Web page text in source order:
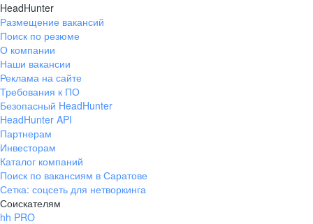
HeadHunter
Размещение вакансий
Поиск по резюме
О компании
Наши вакансии
Реклама на сайте
Требования к ПО
Безопасный HeadHunter
HeadHunter API
Партнерам
Инвесторам
Каталог компаний
Поиск по вакансиям в Саратове
Сетка: соцсеть для нетворкинга
Соискателям
hh PRO